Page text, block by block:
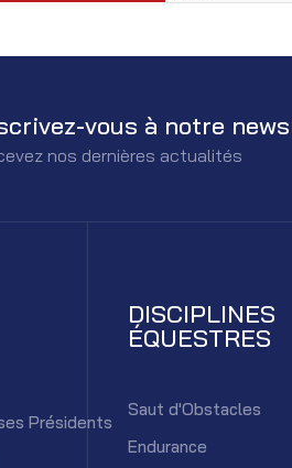
vous à notre
nos dernières actualités
Présidents
DISCIPLINES
ÉQUESTRES
Saut d'Obstacles
Endurance